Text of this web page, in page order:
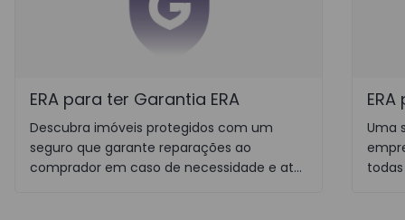
ERA para ter Garantia ERA
Descubra imóveis protegidos com um
seguro que garante reparações ao
comprador em caso de necessidade e até
Uma